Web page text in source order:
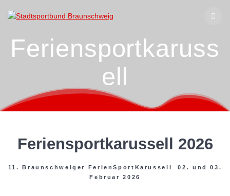
Feriensportkaruss
ell
Feriensportkarussell 2026
11. Braunschweiger FerienSportKarussell 02. und 03.
Februar 2026